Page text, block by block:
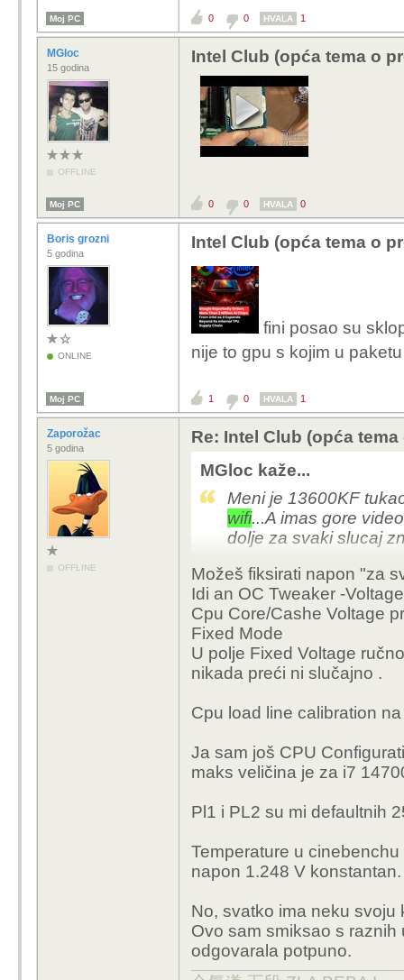
poanta je bila da
koje je bitno da svijetli
ploča nema argb
kućištu
treba mi koji dan da
i vidjet jel koji pin
matičnu
odlično napajanje na
njega, ali provjerit ću i
Moj PC 0 0 HVALA 1
MGloc
15 godina
OFFLINE
Intel Club (opća tema o
Moj PC 0 0 HVALA 0
Boris grozni
5 godina
ONLINE
Intel Club (opća tema o
fini posao su
nije to gpu s kojim u
Moj PC 1 0 HVALA 1
Zaporožac
5 godina
OFFLINE
Re: Intel Club (opća
MGloc kaže...
Meni je 13600KF
wifi...A imas gore
dolje za svaki slucaj
Edit: uspio sam naci
Ne moras ti nista
ako se ne ides u
Degradirali su
nisu nista poduzeli
Ja sam svoj 13600KF
ide niti blizu 1.4v, na
jer sve postavke koje
ne moze drzat niti
Možeš fiksirati napon "za
Idi an OC Tweaker -
Cpu Core/Cashe Voltage
Fixed Mode
U polje Fixed Voltage
nikada preći ni slučajno .
Cpu load line calibration
Ja sam još CPU
maks veličina je za i7
Pl1 i PL2 su mi defaultnih
Temperature u
napon 1.248 V konstantan.
No, svatko ima neku svoju
Ovo sam smiksao s raznih
odgovarala potpuno.